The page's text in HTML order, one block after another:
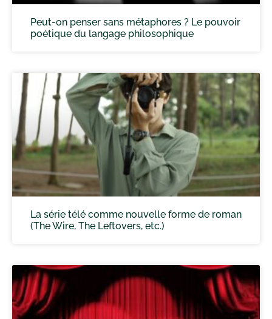
Peut-on penser sans métaphores ? Le pouvoir
poétique du langage philosophique
La série télé comme nouvelle forme de roman
(The Wire, The Leftovers, etc.)